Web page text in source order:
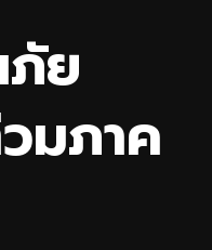
ย
มภาค